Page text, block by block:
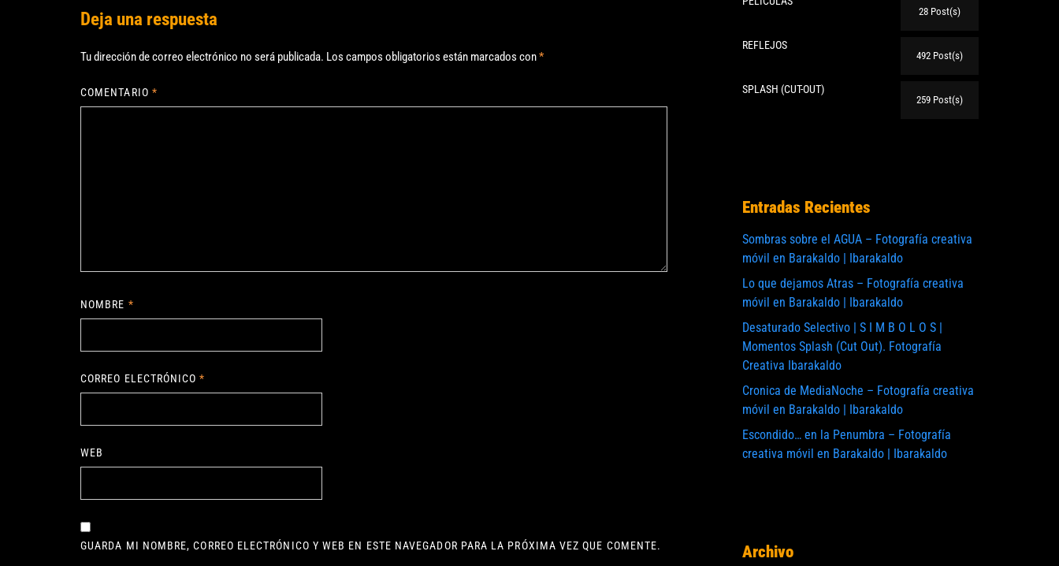
Deja una respuesta
Tu dirección de correo electrónico no será publicada. Los campos obligatorios están marcados con*
COMENTARIO *
NOMBRE *
CORREO ELECTRÓNICO*
WEB
GUARDA MI NOMBRE, CORREO ELECTRÓNICO Y WEB EN ESTE NAVEGADOR PARA LA PRÓXIMA VEZ QUE COMENTE.
28 Post(s)
REFLEJOS
492 Post(s)
SPLASH (CUT-OUT)
259 Post(s)
Entradas Recientes
Sombras sobre el AGUA – Fotografía creativa
móvil en Barakaldo | Ibarakaldo
Lo que dejamos Atras – Fotografía creativa
móvil en Barakaldo | Ibarakaldo
Desaturado Selectivo | S I M B O L O S |
Momentos Splash (Cut Out). Fotografía
Creativa Ibarakaldo
Cronica de MediaNoche – Fotografía creativa
móvil en Barakaldo | Ibarakaldo
Escondido… en la Penumbra – Fotografía
creativa móvil en Barakaldo | Ibarakaldo
Archivo